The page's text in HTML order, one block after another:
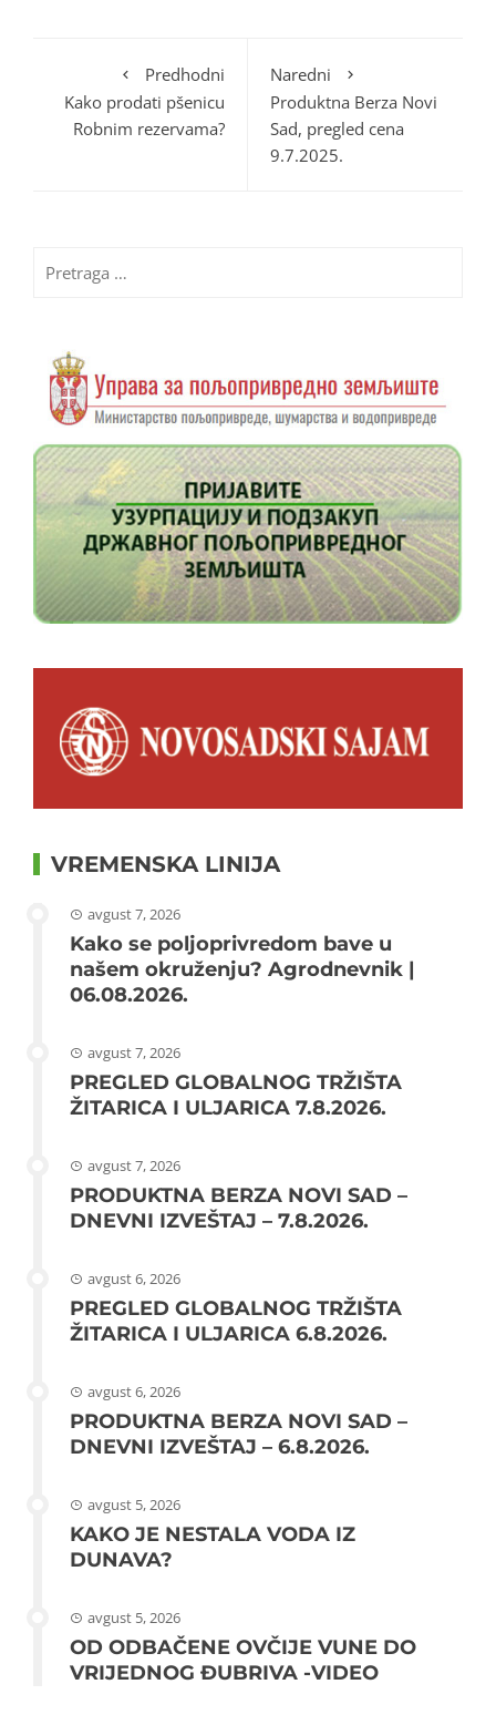
Predhodni
Kako prodati pšenicu
Robnim rezervama?
Naredni
Produktna Berza Novi
Sad, pregled cena
9.7.2025.
za:
VREMENSKA LINIJA
avgust 7, 2026
Kako se poljoprivredom bave u
našem okruženju? Agrodnevnik |
06.08.2026.
avgust 7, 2026
PREGLED GLOBALNOG TRŽIŠTA
ŽITARICA I ULJARICA 7.8.2026.
avgust 7, 2026
PRODUKTNA BERZA NOVI SAD –
DNEVNI IZVEŠTAJ – 7.8.2026.
avgust 6, 2026
PREGLED GLOBALNOG TRŽIŠTA
ŽITARICA I ULJARICA 6.8.2026.
avgust 6, 2026
PRODUKTNA BERZA NOVI SAD –
DNEVNI IZVEŠTAJ – 6.8.2026.
avgust 5, 2026
KAKO JE NESTALA VODA IZ
DUNAVA?
avgust 5, 2026
OD ODBAČENE OVČIJE VUNE DO
VRIJEDNOG ĐUBRIVA -VIDEO